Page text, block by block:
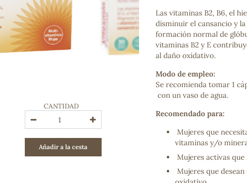
Hierro
Deporte
Digestivos
Circulatorio, colesterol y glucosa
Superalimentos
COSMÉTICA E HIGIENE PERSONAL
Cremas, lociones y aceites corporales
Hombre
Higiene personal
Labiales
CANTIDAD
Añadir a la cesta
Las vitaminas B2, B6, el
disminuir el cansancio y
formación normal de
vitaminas B2 y E
al daño oxidativo.
Modo de empleo:
Se recomienda tomar 1
con un vaso de agua.
Recomendado para:
Mujeres que
vitaminas y/o
Mujeres activas
Mujeres que